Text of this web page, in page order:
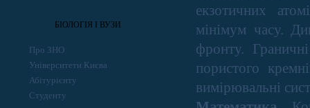
БІОЛОГІЯ І ВУЗИ
Про ЗНО
Університети Києва
Абітурієнту
Студенту
екзотичних
мінімум часу.
фронту.
пористого
вимірювальні